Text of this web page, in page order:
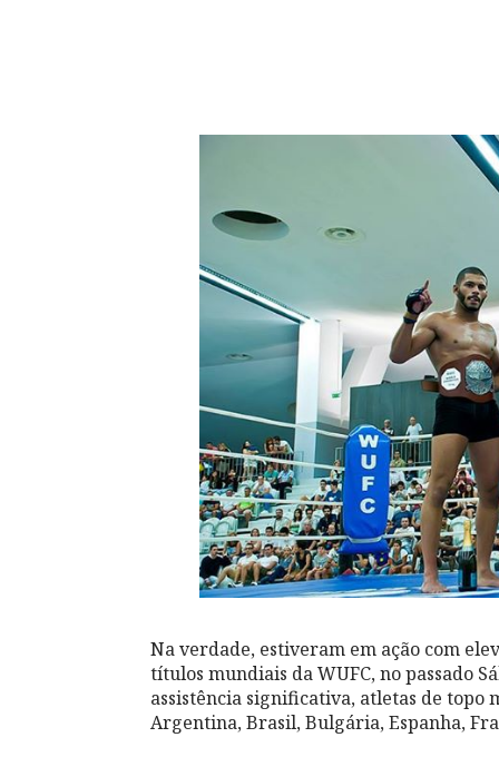
Na verdade, estiveram em ação com
títulos mundiais da WUFC, no passado
assistência significativa, atletas de
Argentina, Brasil, Bulgária, Espanha,